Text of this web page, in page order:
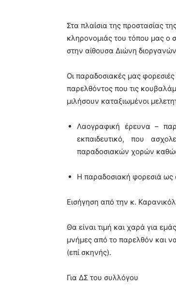
Στα πλαίσια της προστασίας
κληρονομιάς του τόπου μας ο
στην αίθουσα Διώνη
Οι παραδοσιακές μας φορεσιές
παρελθόντος που τις
μιλήσουν καταξιωμένοι
Λαογραφική έρευνα –
εκπαιδευτικό, που
παραδοσιακών χορών
Η παραδοσιακή φορεσιά ως
Εισήγηση από την κ.
Θα είναι τιμή και χαρά για
μνήμες από το παρελθόν και
(επί σκηνής).
Για ΔΣ του συλλόγου